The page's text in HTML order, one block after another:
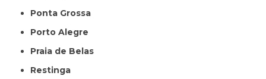
Ponta Grossa
Porto Alegre
Praia de Belas
Restinga